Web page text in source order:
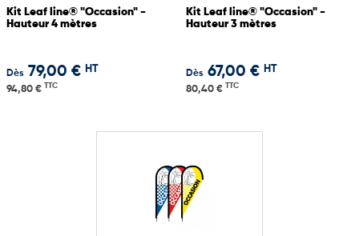
Kit Leaf line® "Occasion" -
Hauteur 4 mètres
Dès 79,00 € HT
94,80 € TTC
Kit Leaf line® "Occasion" -
Hauteur 3 mètres
Dès 67,00 € HT
80,40 € TTC